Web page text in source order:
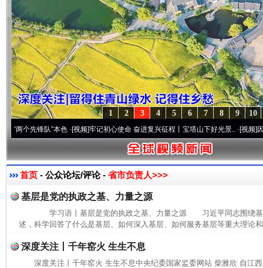
10
9
8
7
6
5
4
3
2
1
先锋队”本色·[视频]牢记初心使命 奋进复兴征程丨宝塔山下好光景..·[视频]因党而生
首页 - 公众论坛/评论 - 省市负责人>>>
基层是党的执政之基、力量之源
学习语丨基层是党的执政之基、力量之源 习近平同志围绕基
述，科学回答了什么是基层、如何深入基层、如何服务基层等重大理论
深度关注丨千年窑火 生生不息
深度关注丨千年窑火 生生不息中央纪委国家监委网站 柴雅欣 自